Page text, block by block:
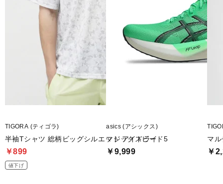
TIGORA (ティゴラ)
半袖Tシャツ 総柄ビッグシルエット アイドライ
￥899
値下げ
asics (アシックス)
マジックスピード5
￥9,999
マ
￥